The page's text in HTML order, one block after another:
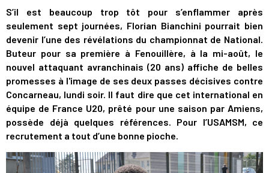
S’il est beaucoup trop tôt pour s’enflammer après
seulement sept journées, Florian Bianchini pourrait bien
devenir l’une des révélations du championnat de National.
Buteur pour sa première à Fenouillère, à la mi-août, le
nouvel attaquant avranchinais (20 ans) affiche de belles
promesses à l'image de ses deux passes décisives contre
Concarneau, lundi soir. Il faut dire que cet international en
équipe de France U20, prêté pour une saison par Amiens,
possède déjà quelques références. Pour l’USAMSM, ce
recrutement a tout d’une bonne pioche.